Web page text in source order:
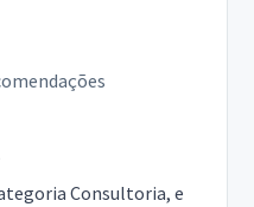
Consultoria, e